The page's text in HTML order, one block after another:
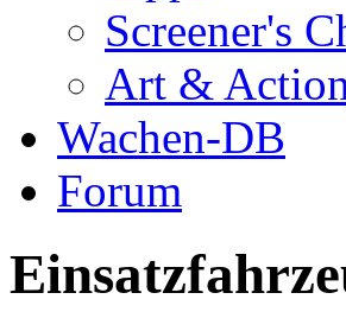
Screener's
Art &
Wachen-DB
Forum